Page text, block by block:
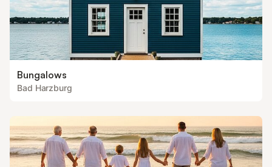
Bungalows
Bad Harzburg